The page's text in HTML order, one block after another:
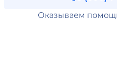
Оказываем